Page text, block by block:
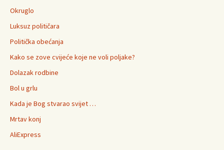
Okruglo
Luksuz političara
Politička obećanja
Kako se zove cvijeće koje ne voli poljake?
Dolazak rodbine
Bol u grlu
Kada je Bog stvarao svijet …
Mrtav konj
AliExpress